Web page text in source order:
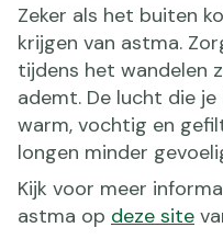
Zeker als het buiten
krijgen van astma.
tijdens het wandelen
ademt. De lucht die
warm, vochtig en
longen minder
Kijk voor meer
astma op deze site